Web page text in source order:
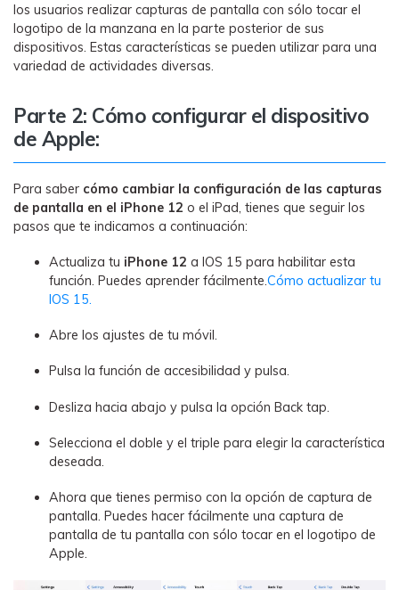
los usuarios realizar capturas de pantalla con sólo tocar el
logotipo de la manzana en la parte posterior de sus
dispositivos. Estas características se pueden utilizar para una
variedad de actividades diversas.
Parte 2: Cómo configurar el dispositivo
de Apple:
Para saber cómo cambiar la configuración de las capturas
de pantalla en el iPhone 12 o el iPad, tienes que seguir los
pasos que te indicamos a continuación:
Actualiza tu iPhone 12 a IOS 15 para habilitar esta
función. Puedes aprender fácilmente.Cómo actualizar tu
IOS 15.
Abre los ajustes de tu móvil.
Pulsa la función de accesibilidad y pulsa.
Desliza hacia abajo y pulsa la opción Back tap.
Selecciona el doble y el triple para elegir la característica
deseada.
Ahora que tienes permiso con la opción de captura de
pantalla. Puedes hacer fácilmente una captura de
pantalla de tu pantalla con sólo tocar en el logotipo de
Apple.